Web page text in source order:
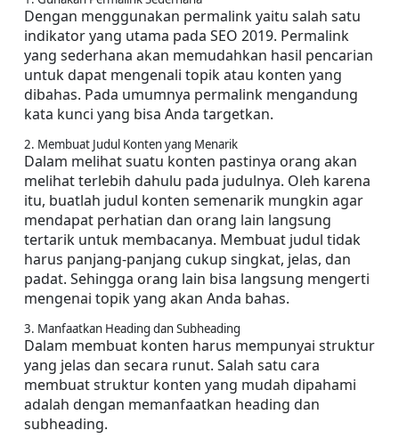
Dengan menggunakan permalink yaitu salah satu
indikator yang utama pada SEO 2019. Permalink
yang sederhana akan memudahkan hasil pencarian
untuk dapat mengenali topik atau konten yang
dibahas. Pada umumnya permalink mengandung
kata kunci yang bisa Anda targetkan.
2. Membuat Judul Konten yang Menarik
Dalam melihat suatu konten pastinya orang akan
melihat terlebih dahulu pada judulnya. Oleh karena
itu, buatlah judul konten semenarik mungkin agar
mendapat perhatian dan orang lain langsung
tertarik untuk membacanya. Membuat judul tidak
harus panjang-panjang cukup singkat, jelas, dan
padat. Sehingga orang lain bisa langsung mengerti
mengenai topik yang akan Anda bahas.
3. Manfaatkan Heading dan Subheading
Dalam membuat konten harus mempunyai struktur
yang jelas dan secara runut. Salah satu cara
membuat struktur konten yang mudah dipahami
adalah dengan memanfaatkan heading dan
subheading.